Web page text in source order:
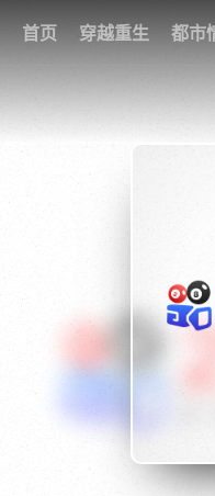
首页 穿越重生 都市
我的观影记录
{if